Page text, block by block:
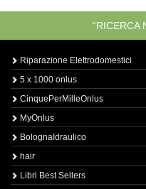
“RICERCA
Riparazione Elettrodomestici
5 x 1000 onlus
CinquePerMilleOnlus
MyOnlus
BolognaIdraulico
hair
Libri Best Sellers